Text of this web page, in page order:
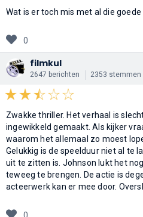
Wat is er toch mis met al die
0
filmkul
2647 berichten 2353 stemmen
Zwakke thriller. Het verhaal is
ingewikkeld gemaakt. Als kijker
waarom het allemaal zo moest
Gelukkig is de speelduur niet al te
uit te zitten is. Johnson lukt het
teweeg te brengen. De actie is
acteerwerk kan er mee door.
0